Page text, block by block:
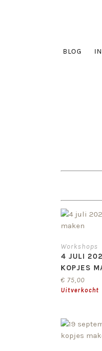
BLOG
Workshops
4 JULI
KOPJES
€ 75,00